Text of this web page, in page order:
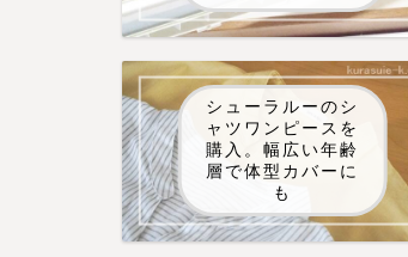
シューラルーのシ
ャツワンピースを
購入。幅広い年齢
層で体型カバーに
も